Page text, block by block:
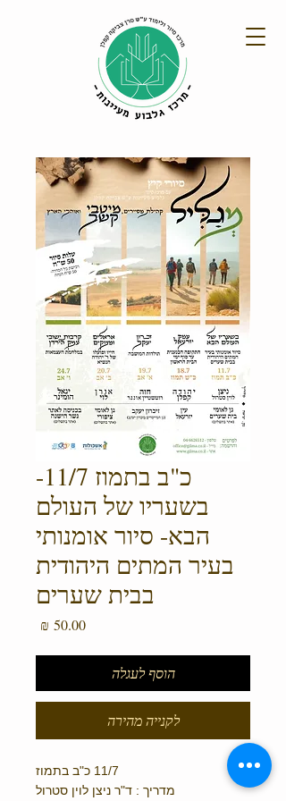
כ"ב בתמוז 11/7-
בשעריו של העולם
הבא- סיור אומנותי
בעיר המתים היהודית
בבית שערים
הוסף לעגלה
לקנייה מהירה
11/7 כ"ב בתמוז
מדריך : ד"ר ניצן לוין סטרול